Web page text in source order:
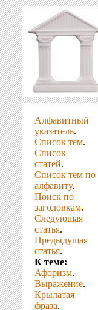
Алфавитный
указатель.
Список тем.
Список
статей.
Список тем по
алфавиту.
Поиск по
заголовкам.
Следующая
статья.
Предыдущая
статья.
К теме:
Афоризм.
Выражение.
Крылатая
фраза.